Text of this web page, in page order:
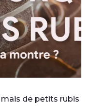
de petits rubis